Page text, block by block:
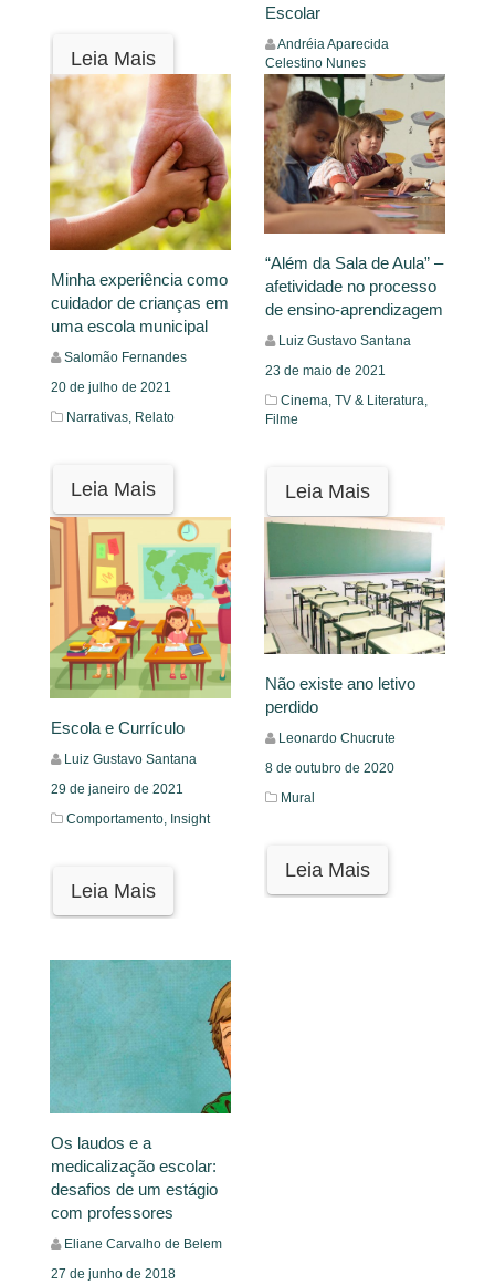
Leia Mais
Escolar
Andréia Aparecida
Celestino Nunes
3 de outubro de 2021
Mural
Leia Mais
Minha experiência como
cuidador de crianças em
uma escola municipal
Salomão Fernandes
20 de julho de 2021
Narrativas, Relato
Leia Mais
“Além da Sala de Aula” –
afetividade no processo
de ensino-aprendizagem
Luiz Gustavo Santana
23 de maio de 2021
Cinema, TV & Literatura,
Filme
Leia Mais
Escola e Currículo
Luiz Gustavo Santana
29 de janeiro de 2021
Comportamento, Insight
Leia Mais
Não existe ano letivo
perdido
Leonardo Chucrute
8 de outubro de 2020
Mural
Leia Mais
Os laudos e a
medicalização escolar:
desafios de um estágio
com professores
Eliane Carvalho de Belem
27 de junho de 2018